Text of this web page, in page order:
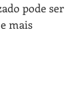
pode ser
mais